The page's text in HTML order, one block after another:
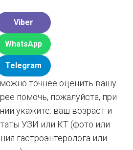
Viber
WhatsApp
Telegram
точнее оценить вашу
помочь, пожалуйста, при
укажите: ваш возраст и
УЗИ или КТ (фото или
гастроэнтеролога или